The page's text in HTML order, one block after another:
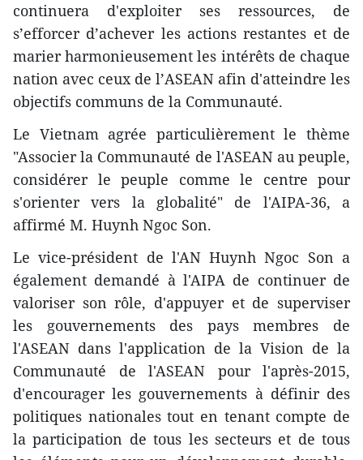
continuera ​d'exploiter ses ressources, de
s’efforcer d’achever les actions restantes et de
marier harmonieusement les intérêts de chaque
nation avec ceux de l’ASEAN afin d'atteindre les
objectifs communs de la Communauté.
Le Vietnam ​agrée particulièrement le thème
"Associer la Communauté de l'ASEAN au peuple,
considérer le peuple comme le centre pour
s'orienter vers la globalité" de l'AIPA-36, a
affirmé M. Huynh Ngoc Son.
Le vice-président de l'AN Huynh Ngoc Son a
également demandé à l'AIPA de continuer de
valoriser son rôle, d'appuyer et de superviser
les gouvernements des pays membres de
l'ASEAN dans l'application de la Vision de la
Communauté de l'ASEAN pour l'après-2015,
d'encourager les gouvernements à définir des
politiques nationales tout en tenant compte de
la participation de tous les secteurs et de tous